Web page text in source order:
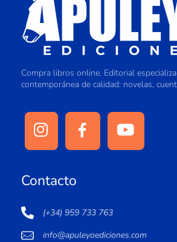
Compra libros online. Editorial
contemporánea de calidad: novelas,
Contacto
(+34) 959 733 763
info@apuleyoediciones.com